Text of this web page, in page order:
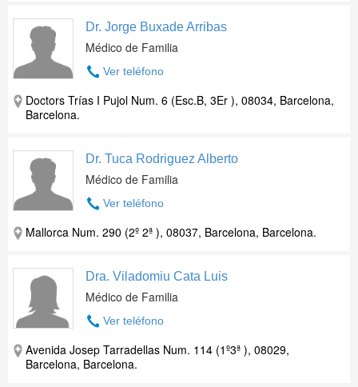
Dr. Jorge Buxade Arribas
Médico de Familia
Ver teléfono
Doctors Trías I Pujol Num. 6 (Esc.B, 3Er ), 08034, Barcelona,
Barcelona.
Dr. Tuca Rodriguez Alberto
Médico de Familia
Ver teléfono
Mallorca Num. 290 (2º 2ª ), 08037, Barcelona, Barcelona.
Dra. Viladomiu Cata Luis
Médico de Familia
Ver teléfono
Avenida Josep Tarradellas Num. 114 (1º3ª ), 08029,
Barcelona, Barcelona.